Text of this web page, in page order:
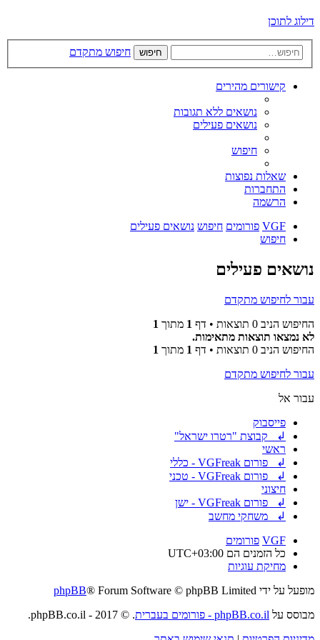
דילוג לתוכן
חיפוש חיפוש מתקדם
קישורים מהירים
נושאים ללא תגובות
נושאים פעילים
חיפוש
שאלות נפוצות
התחברות
הרשמה
VGF פורומים חיפוש נושאים פעילים
חיפוש
נושאים פעילים
עבור לחיפוש מתקדם
החיפוש הניב 0 תוצאות • דף
1 מתוך 1
לא נמצאו תוצאות מתאימות.
החיפוש הניב 0 תוצאות • דף
1 מתוך 1
עבור לחיפוש מתקדם
עבור אל
פייסבוק
↲ קבוצת "רטרו ישראל"
ראשי
↲ פורום VGFreak - כללי
↲ פורום VGFreak - טכני
חיצוני
↲ פורום VGFreak - ישן
↲ משחקי מחשב
VGF פורומים
כל הזמנים הם UTC+03:00
מחיקת עוגיות
מופעל על ידי
phpBB® Forum Software © phpBB Limited
מבוסס על phpBB.co.il - פורומים בעברית
. © 2017 - phpBB.co.il.